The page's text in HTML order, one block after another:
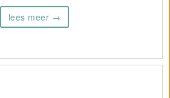
lees meer →